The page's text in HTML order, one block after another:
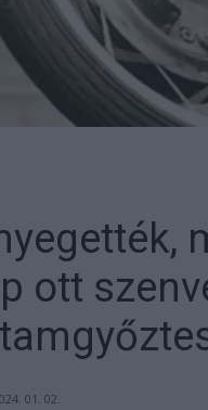
ott
01. 02.